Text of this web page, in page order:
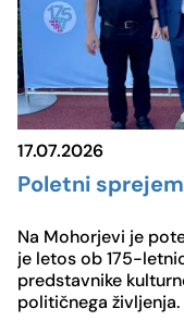
17.07.2026
Poletni
Na Mohorjevi je
je letos ob 175-
predstavnike
političnega življenja.